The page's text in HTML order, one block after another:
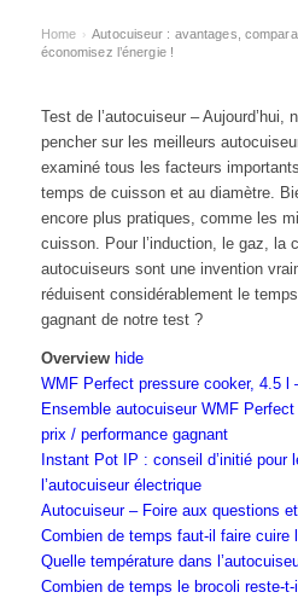
Home › Autocuiseur : avantages,
économisez l’énergie !
Test de l’autocuiseur – Aujourd’hui,
pencher sur les meilleurs
examiné tous les facteurs
temps de cuisson et au diamètre.
encore plus pratiques, comme les
cuisson. Pour l’induction, le gaz, la
autocuiseurs sont une invention
réduisent considérablement le
gagnant de notre test ?
Overview hide
WMF Perfect pressure cooker, 4.5 l
Ensemble autocuiseur WMF
prix / performance gagnant
Instant Pot IP : conseil d’initié pour
l’autocuiseur électrique
Autocuiseur – Foire aux questions
Combien de temps faut-il faire cuire
Quelle température dans
Combien de temps le brocoli reste-t-